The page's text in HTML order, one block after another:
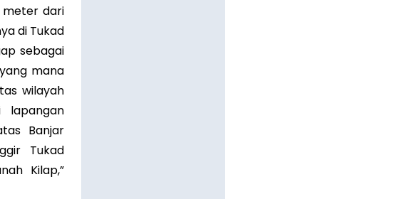
meter dari
di Tukad
sebagai
mana
wilayah
lapangan
Banjar
Tukad
Kilap,”